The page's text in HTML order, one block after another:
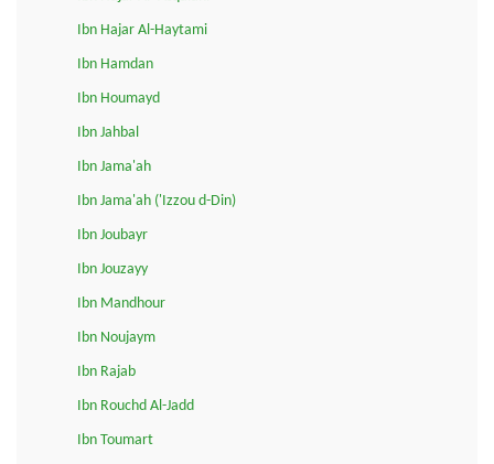
Ibn Hajar Al-Haytami
Ibn Hamdan
Ibn Houmayd
Ibn Jahbal
Ibn Jama'ah
Ibn Jama'ah ('Izzou d-Din)
Ibn Joubayr
Ibn Jouzayy
Ibn Mandhour
Ibn Noujaym
Ibn Rajab
Ibn Rouchd Al-Jadd
Ibn Toumart